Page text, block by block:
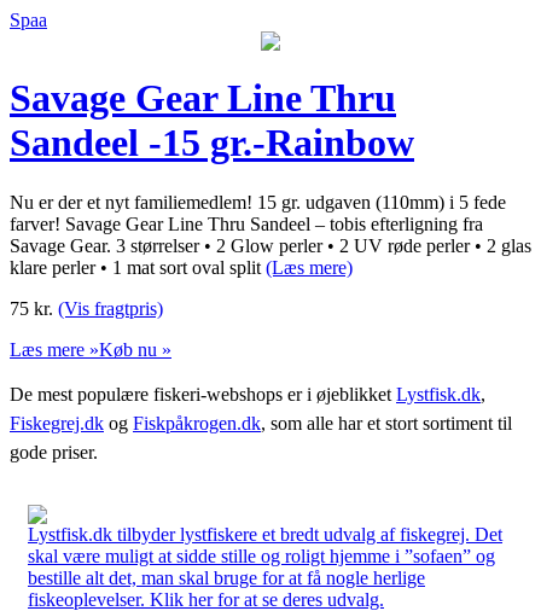
Spaa
Savage Gear Line Thru
Sandeel -15 gr.-Rainbow
Nu er der et nyt familiemedlem! 15 gr. udgaven (110mm) i 5 fede
farver! Savage Gear Line Thru Sandeel – tobis efterligning fra
Savage Gear. 3 størrelser • 2 Glow perler • 2 UV røde perler • 2 glas
klare perler • 1 mat sort oval split (Læs mere)
75 kr. (Vis fragtpris)
Læs mere »Køb nu »
De mest populære fiskeri-webshops er i øjeblikket Lystfisk.dk,
Fiskegrej.dk og Fiskpåkrogen.dk, som alle har et stort sortiment til
gode priser.
Lystfisk.dk tilbyder lystfiskere et bredt udvalg af fiskegrej. Det
skal være muligt at sidde stille og roligt hjemme i ”sofaen” og
bestille alt det, man skal bruge for at få nogle herlige
fiskeoplevelser. Klik her for at se deres udvalg.